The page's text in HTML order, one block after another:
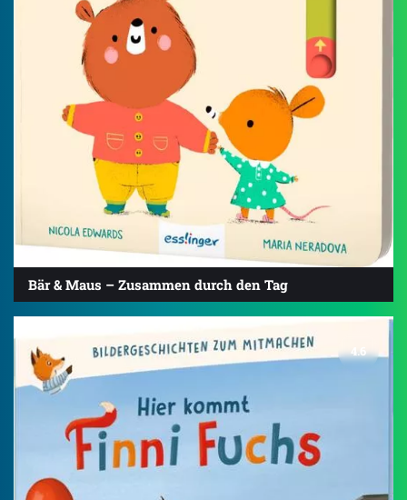
Bär & Maus – Zusammen durch den Tag
4.6